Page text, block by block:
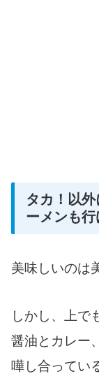
タカ！以
ーメンも
美味しいのは
しかし、上で
醤油とカレー
嘩し合ってい